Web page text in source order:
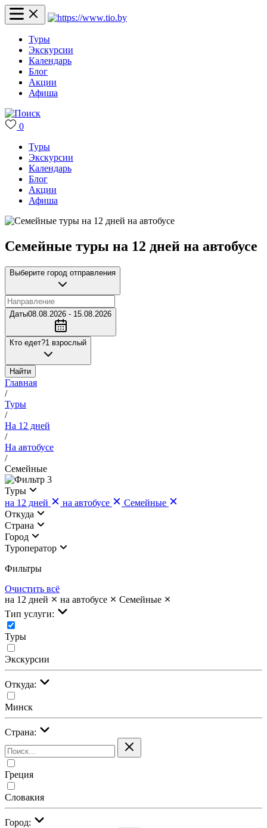
Туры
Экскурсии
Календарь
Блог
Акции
Афиша
0
Туры
Экскурсии
Календарь
Блог
Акции
Афиша
Семейные туры на 12 дней на автобусе
Выберите город отправления
Даты08.08.2026 - 15.08.2026
Кто едет?1 взрослый
Найти
Главная
/
Туры
/
На 12 дней
/
На автобусе
/
Семейные
3
Туры
на 12 дней
на автобусе
Семейные
Откуда
Страна
Город
Туроператор
Фильтры
Очистить всё
на 12 дней
на автобусе
Семейные
Тип услуги:
Туры
Экскурсии
Откуда:
Минск
Страна:
Греция
Словакия
Город: